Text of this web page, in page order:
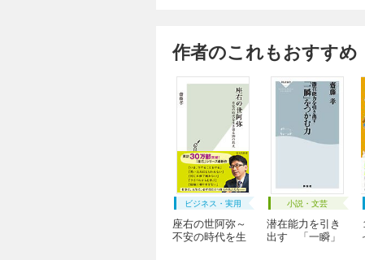
作者のこれもおすすめ
ビジネス・実用
座右の世阿弥～
不安の時代を生
小説・文芸
潜在能力を引き
出す 「一瞬」